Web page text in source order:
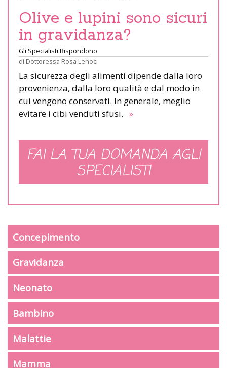
Olive e lupini sono sicuri
in gravidanza?
Gli Specialisti Rispondono
di Dottoressa Rosa Lenoci
La sicurezza degli alimenti dipende dalla loro
provenienza, dalla loro qualità e dal modo in
cui vengono conservati. In generale, meglio
evitare i cibi venduti sfusi. »
FAI LA TUA DOMANDA AGLI
SPECIALISTI
Concepimento
Gravidanza
Neonato
Bambino
Malattie
Mamma